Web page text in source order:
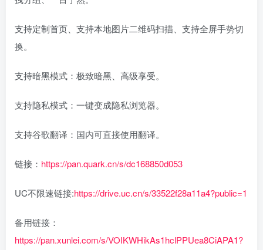
支持定制首页、支持本地图片二维码扫描、支持全屏手势切
换。
支持暗黑模式：极致暗黑、高级享受。
支持隐私模式：一键变成隐私浏览器。
支持谷歌翻译：国内可直接使用翻译。
链接： https://pan.quark.cn/s/dc168850d053
UC不限速链接:https://drive.uc.cn/s/33522f28a11a4?public=1
备用链接：
https://pan.xunlei.com/s/VOIKWHikAs1hclPPUea8CiAPA1?